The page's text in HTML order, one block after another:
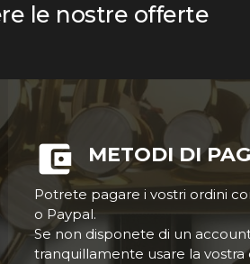
le nostre offerte
METODI DI
Potrete pagare i vostri ordini
o Paypal.
Se non disponete di un
tranquillamente usare la vostra